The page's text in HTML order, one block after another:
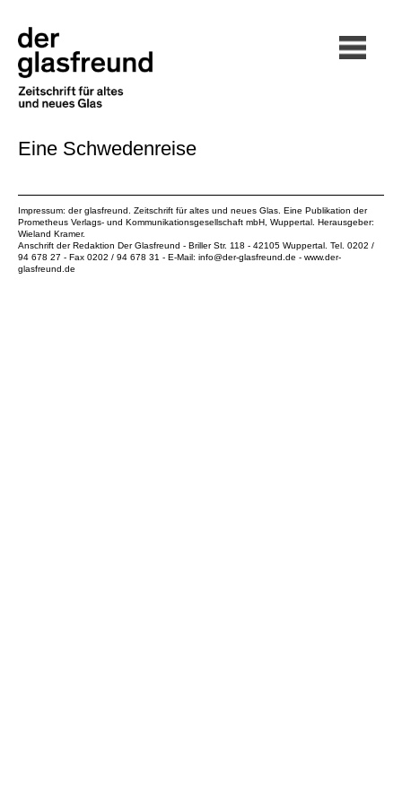
Eine Schwedenreise
Impressum: der glasfreund. Zeitschrift für altes und neues Glas. Eine Publikation der
Prometheus Verlags- und Kommunikationsgesellschaft mbH , Wuppertal. Herausgeber:
Wieland Kramer.
Anschrift der Redaktion Der Glasfreund - Briller Str. 118 - 42105 Wuppertal. Tel. 0202 /
94 678 27 - Fax 0202 / 94 678 31 - E-Mail: info@der-glasfreund.de - www.der-
glasfreund.de